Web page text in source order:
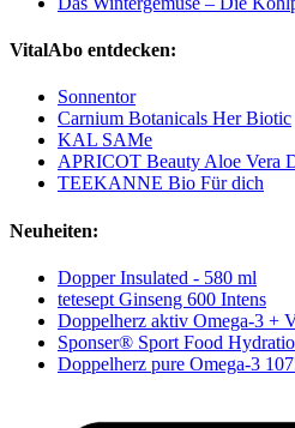
VitalAbo entdecken:
Sonnentor
Carnium Botanicals Her Biotic
KAL SAMe
APRICOT Beauty Aloe Vera
TEEKANNE Bio Für dich
Neuheiten:
Dopper Insulated - 580 ml
tetesept Ginseng 600 Intens
Doppelherz aktiv Omega-3 +
Sponser® Sport Food
Doppelherz pure Omega-3